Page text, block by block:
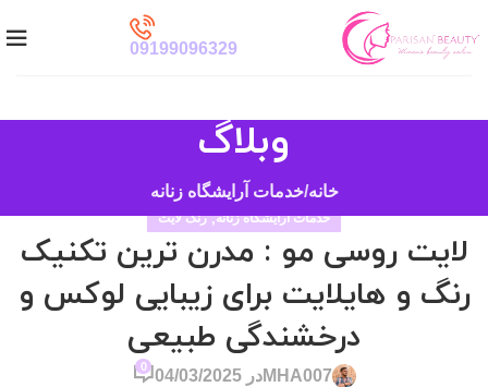
09199096329
وبلاگ
خانه خدمات آرایشگاه زنانه
خدمات آرایشگاه زنانه,رنگ لایت
لایت روسی مو : مدرن ترین تکنیک
رنگ و هایلایت برای زیبایی لوکس و
درخشندگی طبیعی
MHA007در 04/03/2025
0